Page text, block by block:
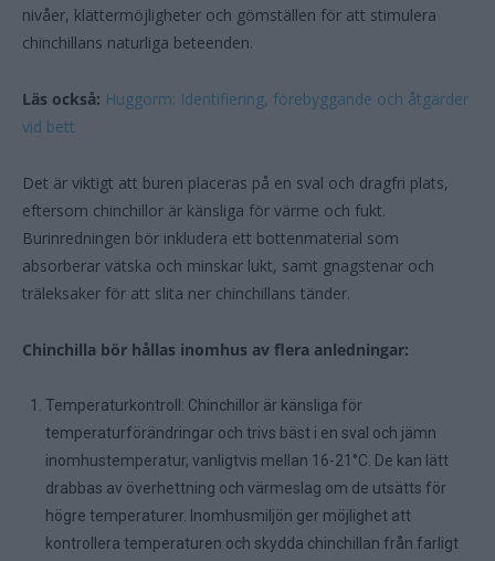
nivåer, klättermöjligheter och gömställen för att stimulera
chinchillans naturliga beteenden.
Läs också: Huggorm: Identifiering, förebyggande och åtgärder
vid bett
Det är viktigt att buren placeras på en sval och dragfri plats,
eftersom chinchillor är känsliga för värme och fukt.
Burinredningen bör inkludera ett bottenmaterial som
absorberar vätska och minskar lukt, samt gnagstenar och
träleksaker för att slita ner chinchillans tänder.
Chinchilla bör hållas inomhus av flera anledningar:
Temperaturkontroll: Chinchillor är känsliga för
temperaturförändringar och trivs bäst i en sval och jämn
inomhustemperatur, vanligtvis mellan 16-21°C. De kan lätt
drabbas av överhettning och värmeslag om de utsätts för
högre temperaturer. Inomhusmiljön ger möjlighet att
kontrollera temperaturen och skydda chinchillan från farligt